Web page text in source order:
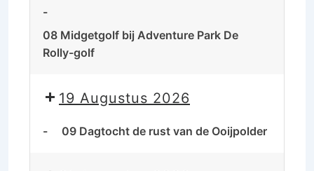
-
08 Midgetgolf bij Adventure Park De
Rolly-golf
19 Augustus 2026
- 09 Dagtocht de rust van de Ooijpolder